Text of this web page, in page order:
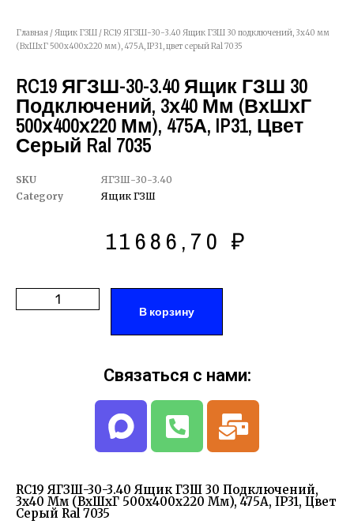
Главная /Ящик ГЗШ / RC19 ЯГЗШ-30-3.40 Ящик ГЗШ 30 подключений, 3х40 мм
(ВхШхГ 500х400х220 мм), 475А, IP31, цвет серый Ral 7035
RC19 ЯГЗШ-30-3.40 Ящик ГЗШ 30
Подключений, 3х40 Мм (ВхШхГ
500х400х220 Мм), 475А, IP31, Цвет
Серый Ral 7035
SKU
ЯГЗШ-30-3.40
Category
Ящик ГЗШ
11686,70 ₽
В корзину
RC19 ЯГЗШ-30-3.40 Ящик ГЗШ 30 Подключений,
3х40 Мм (ВхШхГ 500х400х220 Мм), 475А, IP31, Цвет
Серый Ral 7035
Связаться с нами: